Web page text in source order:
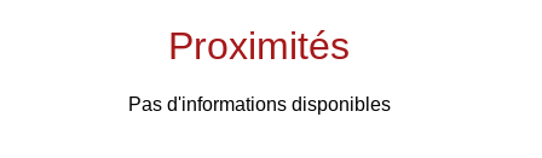
Proximités
Pas d'informations disponibles